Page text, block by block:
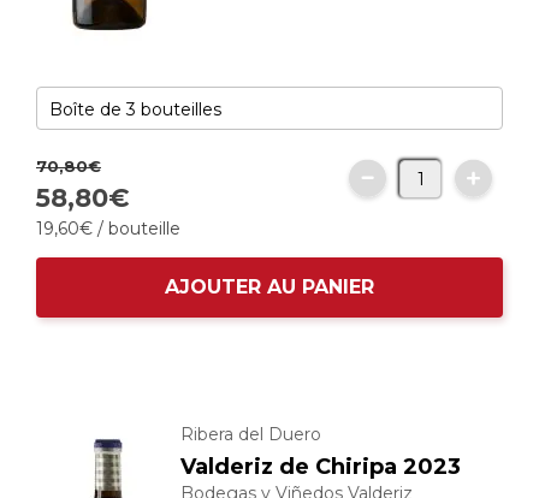
70,80€
58,80€
19,60€ / bouteille
AJOUTER AU PANIER
Ribera del Duero
Valderiz de Chiripa 2023
Bodegas y Viñedos Valderiz